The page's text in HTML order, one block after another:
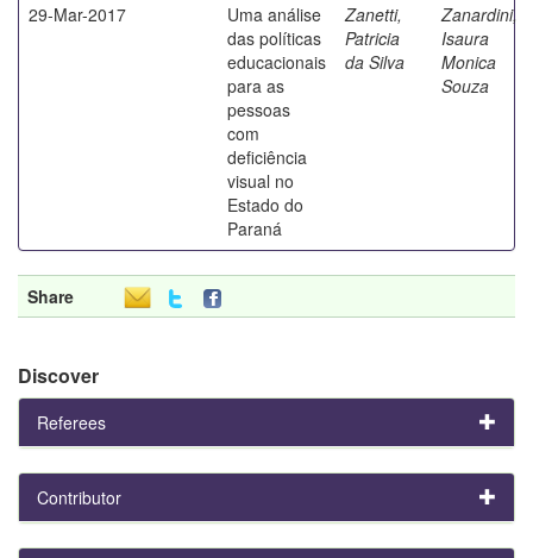
29-Mar-2017
Uma análise
das políticas
educacionais
para as
pessoas
com
deficiência
visual no
Estado do
Paraná
Zanetti,
Patricia
da Silva
Zanardini,
Isaura
Monica
Souza
Share
Discover
Referees
Contributor